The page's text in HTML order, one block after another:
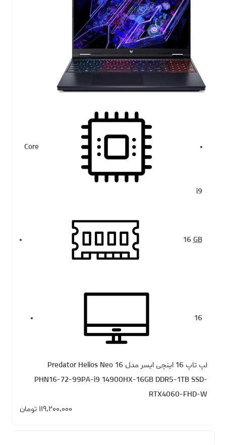
Core
i9
16GB
16
لپ تاپ 16 اینچی ایسر مدل Predator Helios Neo 16
PHN16-72-99PA-i9 14900HX-16GB DDR5-1TB SSD-
RTX4060-FHD-W
۱۱۹،۲۰۰،۰۰۰ تومان